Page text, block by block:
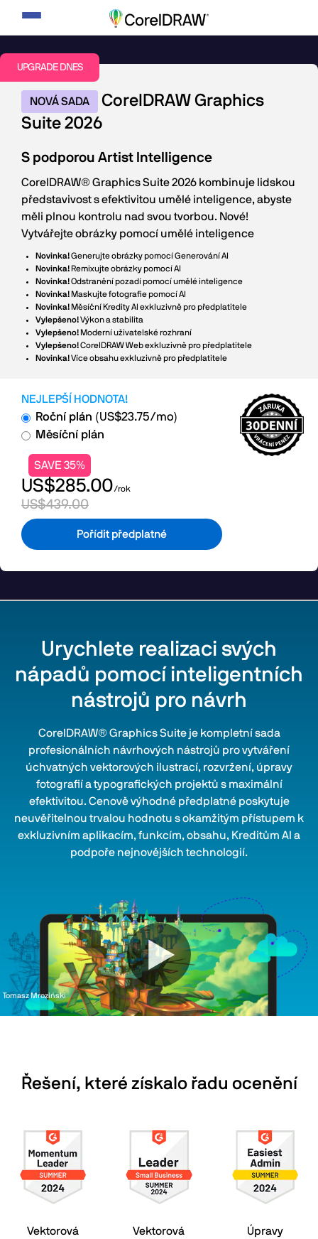
Přepnout
navigaci
UPGRADE DNES
NOVÁ SADA
CorelDRAW Graphics
Suite 2026
S podporou Artist Intelligence
CorelDRAW® Graphics Suite 2026 kombinuje lidskou
představivost s efektivitou umělé inteligence, abyste
měli plnou kontrolu nad svou tvorbou. Nové!
Vytvářejte obrázky pomocí umělé inteligence
Novinka!Generujte obrázky pomocí Generování AI
Novinka! Remixujte obrázky pomocí AI
Novinka!Odstranění pozadí pomocí umělé inteligence
Novinka! Maskujte fotografie pomocí AI
Novinka! Měsíční Kredity AI exkluzivně pro předplatitele
Vylepšeno!Výkon a stabilita
Vylepšeno! Moderní uživatelské rozhraní
Vylepšeno!CorelDRAW Web exkluzivně pro předplatitele
Novinka!Více obsahu exkluzivně pro předplatitele
NEJLEPŠÍ HODNOTA!
Roční plán (US$23.75/mo)
Měsíční plán
SAVE 35%
US$285.00/rok
US$439.00
Pořídit předplatné
Urychlete realizaci svých
nápadů pomocí inteligentních
nástrojů pro návrh
CorelDRAW® Graphics Suite je kompletní sada
profesionálních návrhových nástrojů pro vytváření
úchvatných vektorových ilustrací, rozvržení, úpravy
fotografií a typografických projektů s maximální
efektivitou. Cenově výhodné předplatné poskytuje
neuvěřitelnou trvalou hodnotu s okamžitým přístupem k
exkluzivním aplikacím, funkcím, obsahu, Kreditům AI a
podpoře nejnovějších technologií.
Tomasz Mroziński
Řešení, které získalo řadu ocenění
Vektorová
Vektorová
Úpravy